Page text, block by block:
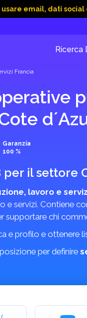
dati social e
Ricerca
Francia
Garanzia
100 %
per il settore
lavoro e
servizi. Contiene
supportare chi
e profilo e ottenere
per definire